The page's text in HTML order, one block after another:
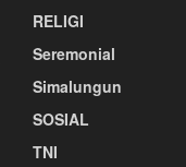
RELIGI
Seremonial
Simalungun
SOSIAL
TNI